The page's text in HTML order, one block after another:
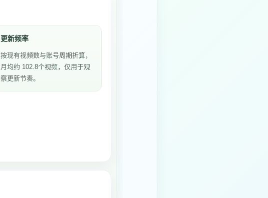
更新频率
按现有视频数与账号周期折算，
月均约 102.8个视频，仅用于观
察更新节奏。